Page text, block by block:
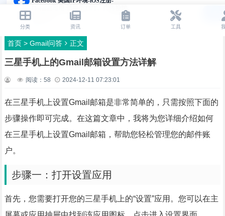
首页> Gmail问答 正文
三星手机上的Gmail邮箱设置方法详解
阅读： 58 2024-12-11 07:23:01
在三星手机上设置Gmail邮箱是非常简单的，只需按照下面的
步骤操作即可完成。在这篇文章中，我将为您详细介绍如何
在三星手机上设置Gmail邮箱，帮助您轻松管理您的邮件账
户。
步骤一：打开设置应用
首先，您需要打开您的三星手机上的“设置”应用。您可以在主